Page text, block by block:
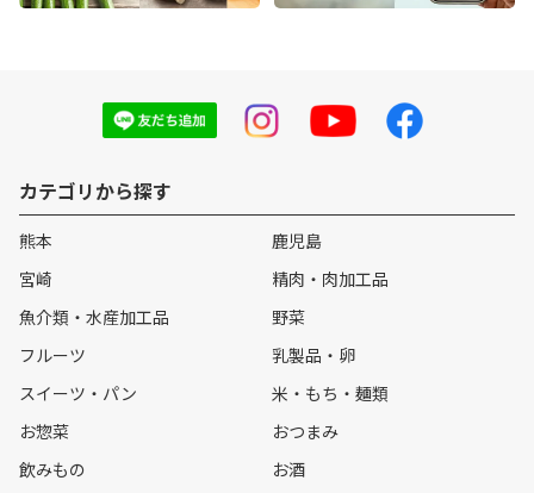
カテゴリから探す
熊本
鹿児島
宮崎
精肉・肉加工品
魚介類・水産加工品
野菜
フルーツ
乳製品・卵
スイーツ・パン
米・もち・麺類
お惣菜
おつまみ
飲みもの
お酒